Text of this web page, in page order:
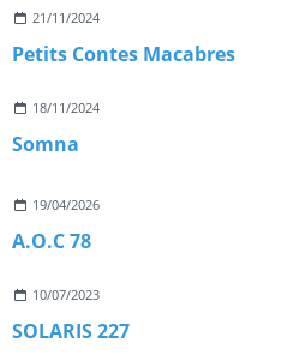
21/11/2024
Petits Contes Macabres
18/11/2024
Somna
19/04/2026
A.O.C 78
10/07/2023
SOLARIS 227